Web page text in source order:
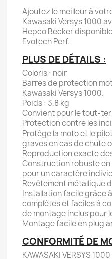
Ajoutez le meilleur à
Kawasaki Versys 1000
Hepco Becker
Evotech Perf.
PLUS DE DÉTAILS :
Coloris : noir
Barres de protection
Kawasaki Versys 1000.
Poids : 3,8 kg
Convient pour le tout-
Protection contre les
Protège la moto et le
graves en cas de chute
Reproduction exacte
Construction robuste
pour un caractère
Revêtement métallique
Installation facile grâce
complètes et faciles à
de montage inclus pour
Montage facile en plug
CONFORMITÉ DE
KAWASAKI VERSYS